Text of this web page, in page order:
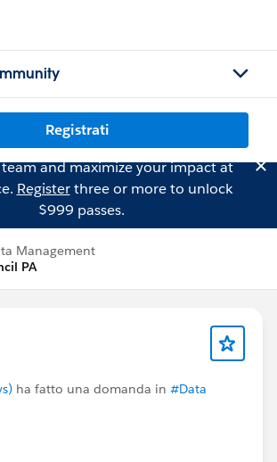
Registrati
and maximize your impact at
Registerthree or more to unlock
$999 passes.
Management
PA
ha fatto una domanda in #Data